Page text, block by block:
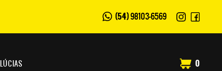
(54)98103-6569
0